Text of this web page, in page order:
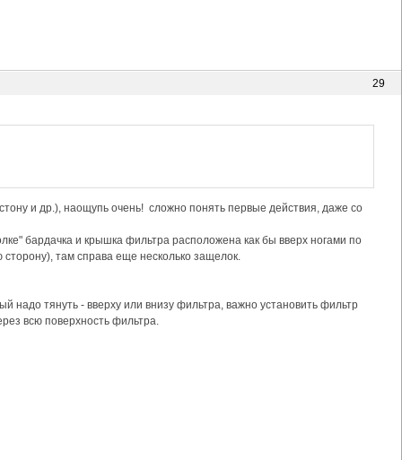
29
и др.), наощупь очень! сложно понять первые действия, даже со
бардачка и крышка фильтра расположена как бы вверх ногами по
сторону), там справа еще несколько защелок.
надо тянуть - вверху или внизу фильтра, важно установить фильтр
всю поверхность фильтра.